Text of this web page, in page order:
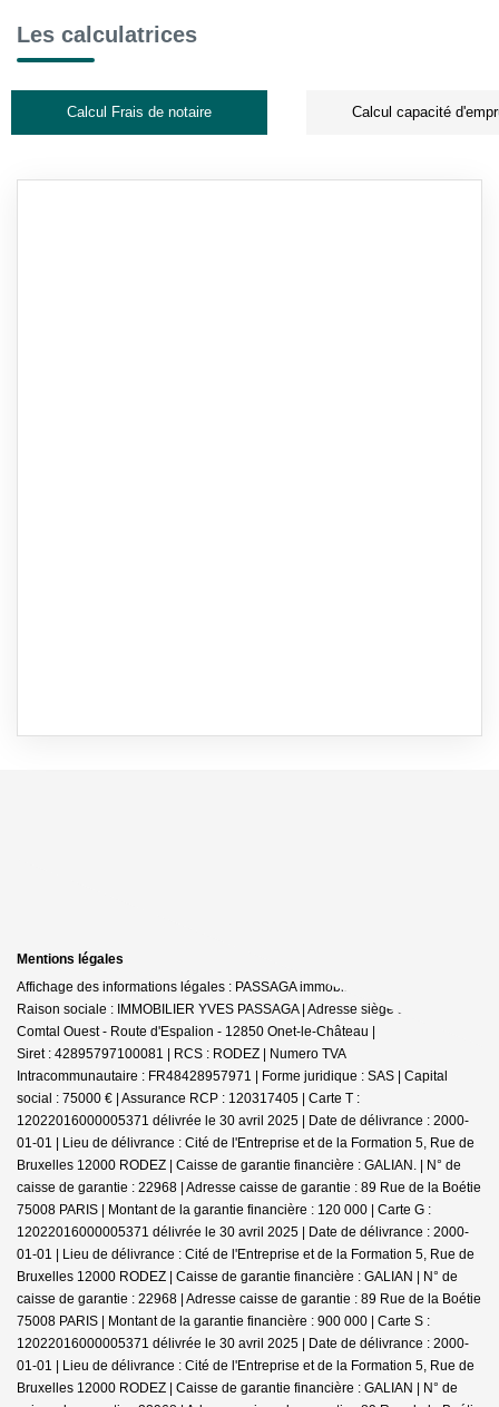
Les calculatrices
Calcul Frais de notaire Calcul capacité
Mentions légales
Affichage des informations légales : PASSAGA immobilier - Onet-le-Château |
Raison sociale : IMMOBILIER YVES PASSAGA | Adresse siège social : Le
Comtal Ouest - Route d'Espalion - 12850 Onet-le-Château |
Siret : 42895797100081 | RCS : RODEZ | Numero TVA
Intracommunautaire : FR48428957971 | Forme juridique : SAS | Capital
social : 75000 € | Assurance RCP : 120317405 | Carte T :
12022016000005371 délivrée le 30 avril 2025 | Date de délivrance : 2000-
01-01 | Lieu de délivrance : Cité de l'Entreprise et de la Formation 5, Rue de
Bruxelles 12000 RODEZ | Caisse de garantie financière : GALIAN. | N° de
caisse de garantie : 22968 | Adresse caisse de garantie : 89 Rue de la Boétie
75008 PARIS | Montant de la garantie financière : 120 000 | Carte G :
12022016000005371 délivrée le 30 avril 2025 | Date de délivrance : 2000-
01-01 | Lieu de délivrance : Cité de l'Entreprise et de la Formation 5, Rue de
Bruxelles 12000 RODEZ | Caisse de garantie financière : GALIAN | N° de
caisse de garantie : 22968 | Adresse caisse de garantie : 89 Rue de la Boétie
75008 PARIS | Montant de la garantie financière : 900 000 | Carte S :
12022016000005371 délivrée le 30 avril 2025 | Date de délivrance : 2000-
01-01 | Lieu de délivrance : Cité de l'Entreprise et de la Formation 5, Rue de
Bruxelles 12000 RODEZ | Caisse de garantie financière : GALIAN | N° de